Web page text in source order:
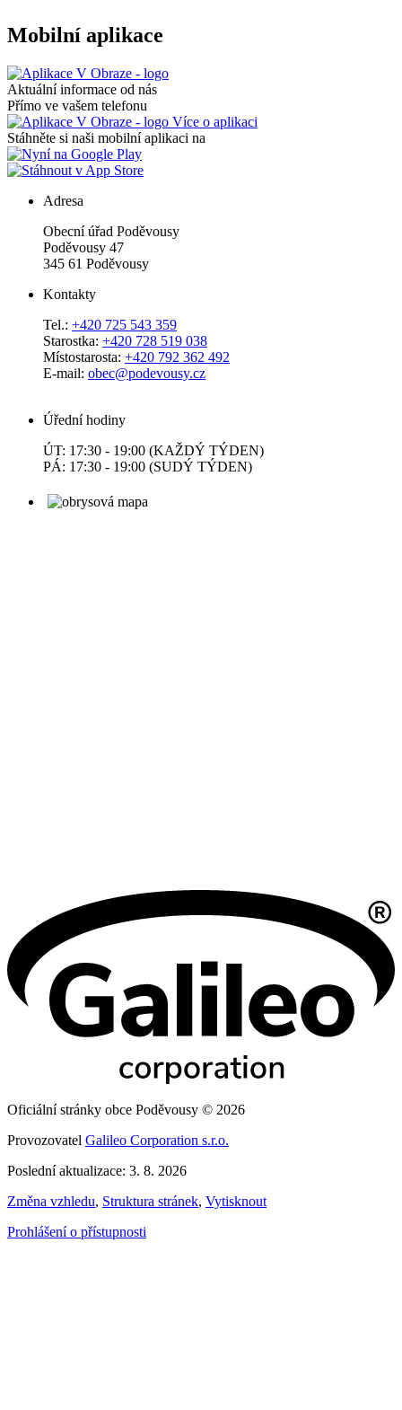
Mobilní aplikace
Aktuální informace od nás
Přímo ve vašem telefonu
Více o aplikaci
Stáhněte si naši mobilní aplikaci na
Adresa
Obecní úřad Poděvousy
Poděvousy 47
345 61 Poděvousy
Kontakty
Tel.: +420 725 543 359
Starostka: +420 728 519 038
Místostarosta: +420 792 362 492
E-mail: obec@podevousy.cz
Úřední hodiny
ÚT: 17:30 - 19:00 (KAŽDÝ TÝDEN)
PÁ: 17:30 - 19:00 (SUDÝ TÝDEN)
Oficiální stránky obce Poděvousy © 2026
Provozovatel Galileo Corporation s.r.o.
Poslední aktualizace: 3. 8. 2026
Změna vzhledu, Struktura stránek, Vytisknout
Prohlášení o přístupnosti